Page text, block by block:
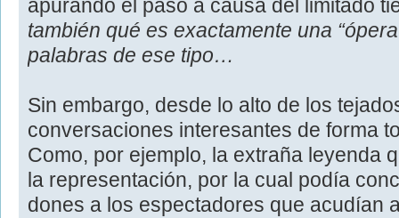
apurando el paso a causa del limitado
también qué es exactamente una
palabras de ese tipo…
Sin embargo, desde lo alto de los
conversaciones interesantes de forma
Como, por ejemplo, la extraña leyenda
la representación, por la cual podía
dones a los espectadores que acudían